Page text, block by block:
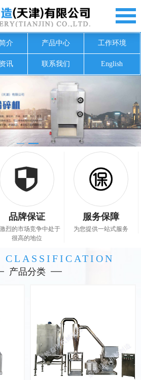
介 产品中心 工作环境
讯 联系我们 English
品牌保证
烈的市场竞争中处于
很高的地位
服务保障
为您提供一站式服务
CLASSIFICATION
产品分类